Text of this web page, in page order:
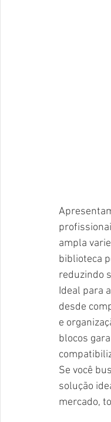
ampla
biblioteca
reduzindo
Ideal para
desde
e
blocos
Se você
solução
mercado,